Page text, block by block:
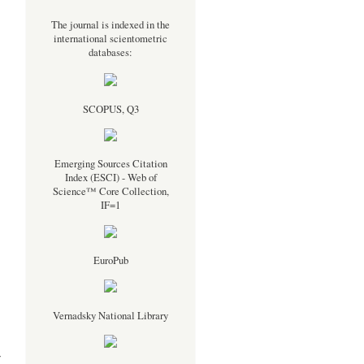
The journal is indexed in the
international scientometric
databases:
SCOPUS, Q3
Emerging Sources Citation
Index (ESCI) - Web of
Science™ Core Collection,
IF=1
EuroPub
Vernadsky National Library